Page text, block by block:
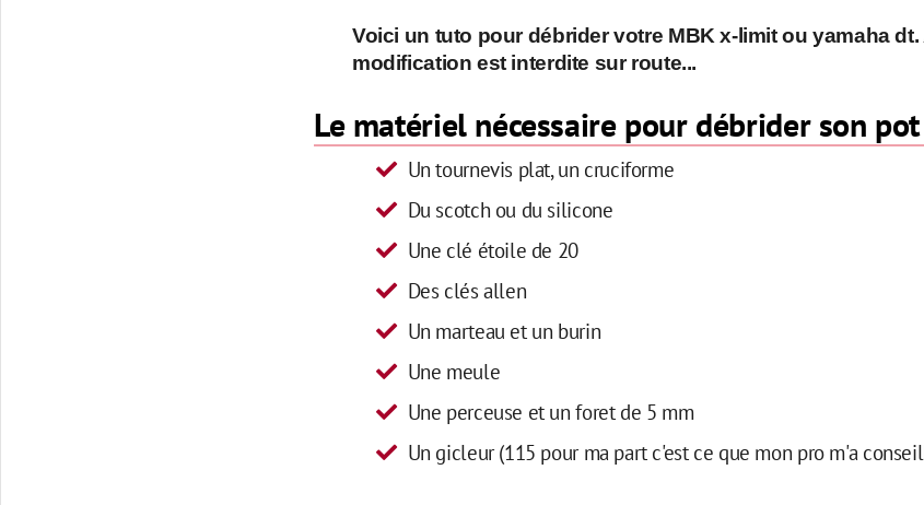
Voici un tuto pour débrider votre MBK x-limit ou yamaha
modification est interdite sur route...
Le matériel nécessaire pour débrider son
Un tournevis plat, un cruciforme
Du scotch ou du silicone
Une clé étoile de 20
Des clés allen
Un marteau et un burin
Une meule
Une perceuse et un foret de 5 mm
Un gicleur (115 pour ma part c'est ce que mon pro m'a